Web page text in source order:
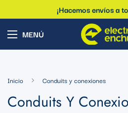
¡Hacemos envíos a
Inicio Conduits y conexiones
Conduits Y